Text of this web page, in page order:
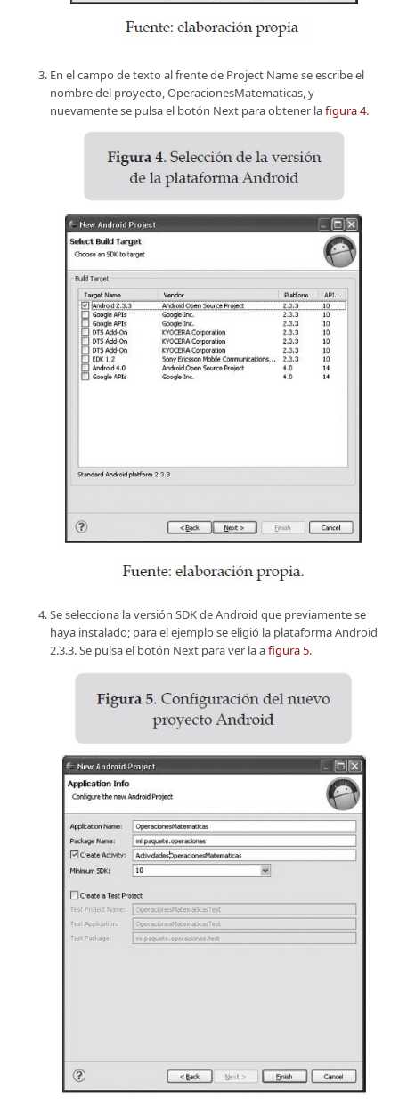
En el campo de texto al frente de Project Name se escribe el
nombre del proyecto, OperacionesMatematicas, y
nuevamente se pulsa el botón Next para obtener lafigura 4.
Se selecciona la versión SDK de Android que previamente se
haya instalado; para el ejemplo se eligió la plataforma Android
2.3.3. Se pulsa el botón Next para ver la afigura 5.